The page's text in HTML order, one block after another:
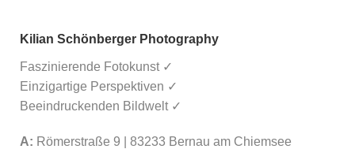
Kilian Schönberger Photography
Faszinierende Fotokunst ✓
Einzigartige Perspektiven ✓
Beeindruckenden Bildwelt ✓
A: Römerstraße 9 | 83233 Bernau am Chiemsee